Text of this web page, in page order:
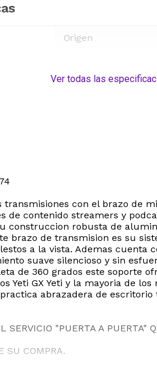
Origen
Ver todas las
con el brazo de
de contenido streamers y
construccion robusta de
brazo de transmision es su
a la vista. Ademas cuenta
suave silencioso y sin
de 360 grados este soporte
Yeti GX Yeti y la mayoria de
abrazadera de
"PUERTA A PUERTA"
SU COMPRA.